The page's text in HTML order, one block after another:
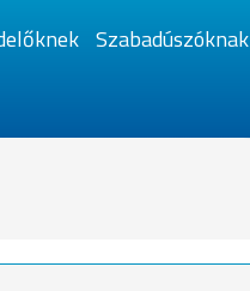
Szabadúszóknak